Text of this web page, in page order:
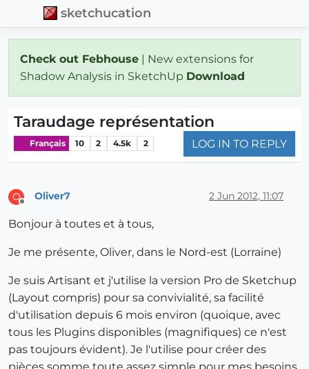
sketchucation
Check out Febhouse | New extensions for
Shadow Analysis in SketchUp Download
Taraudage représentation
Français 10 2 4.5k 2 LOG IN TO REPLY
O Oliver7 2 Jun 2012, 11:07
Bonjour à toutes et à tous,
Je me présente, Oliver, dans le Nord-est (Lorraine)
Je suis Artisant et j'utilise la version Pro de Sketchup
(Layout compris) pour sa convivialité, sa facilité
d'utilisation depuis 6 mois environ (quoique, avec
tous les Plugins disponibles (magnifiques) ce n'est
pas toujours évident). Je l'utilise pour créer des